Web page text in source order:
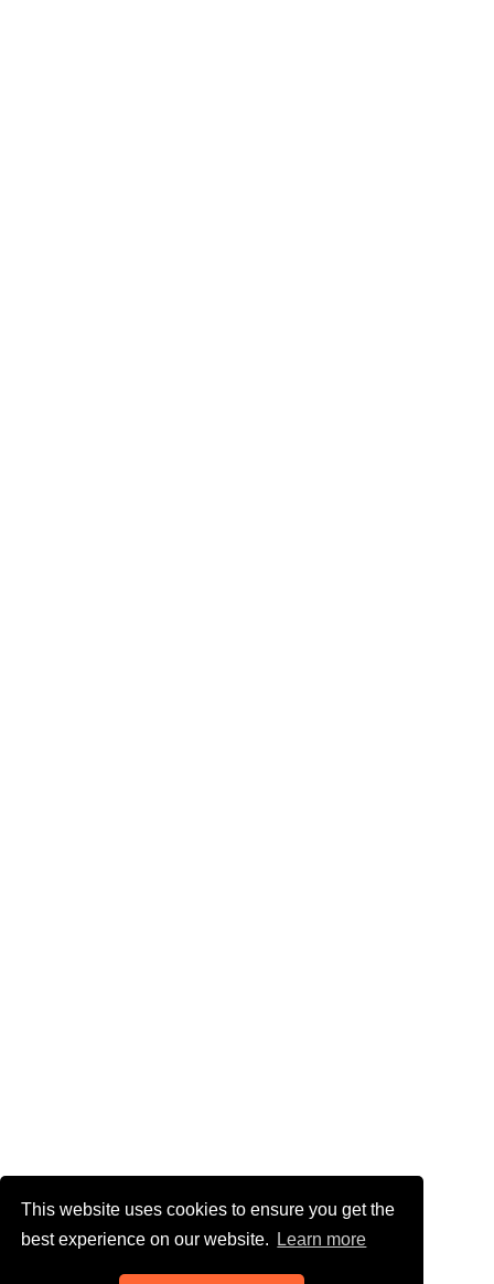
This website uses cookies to ensure you get the
best experience on our website.
Learn more